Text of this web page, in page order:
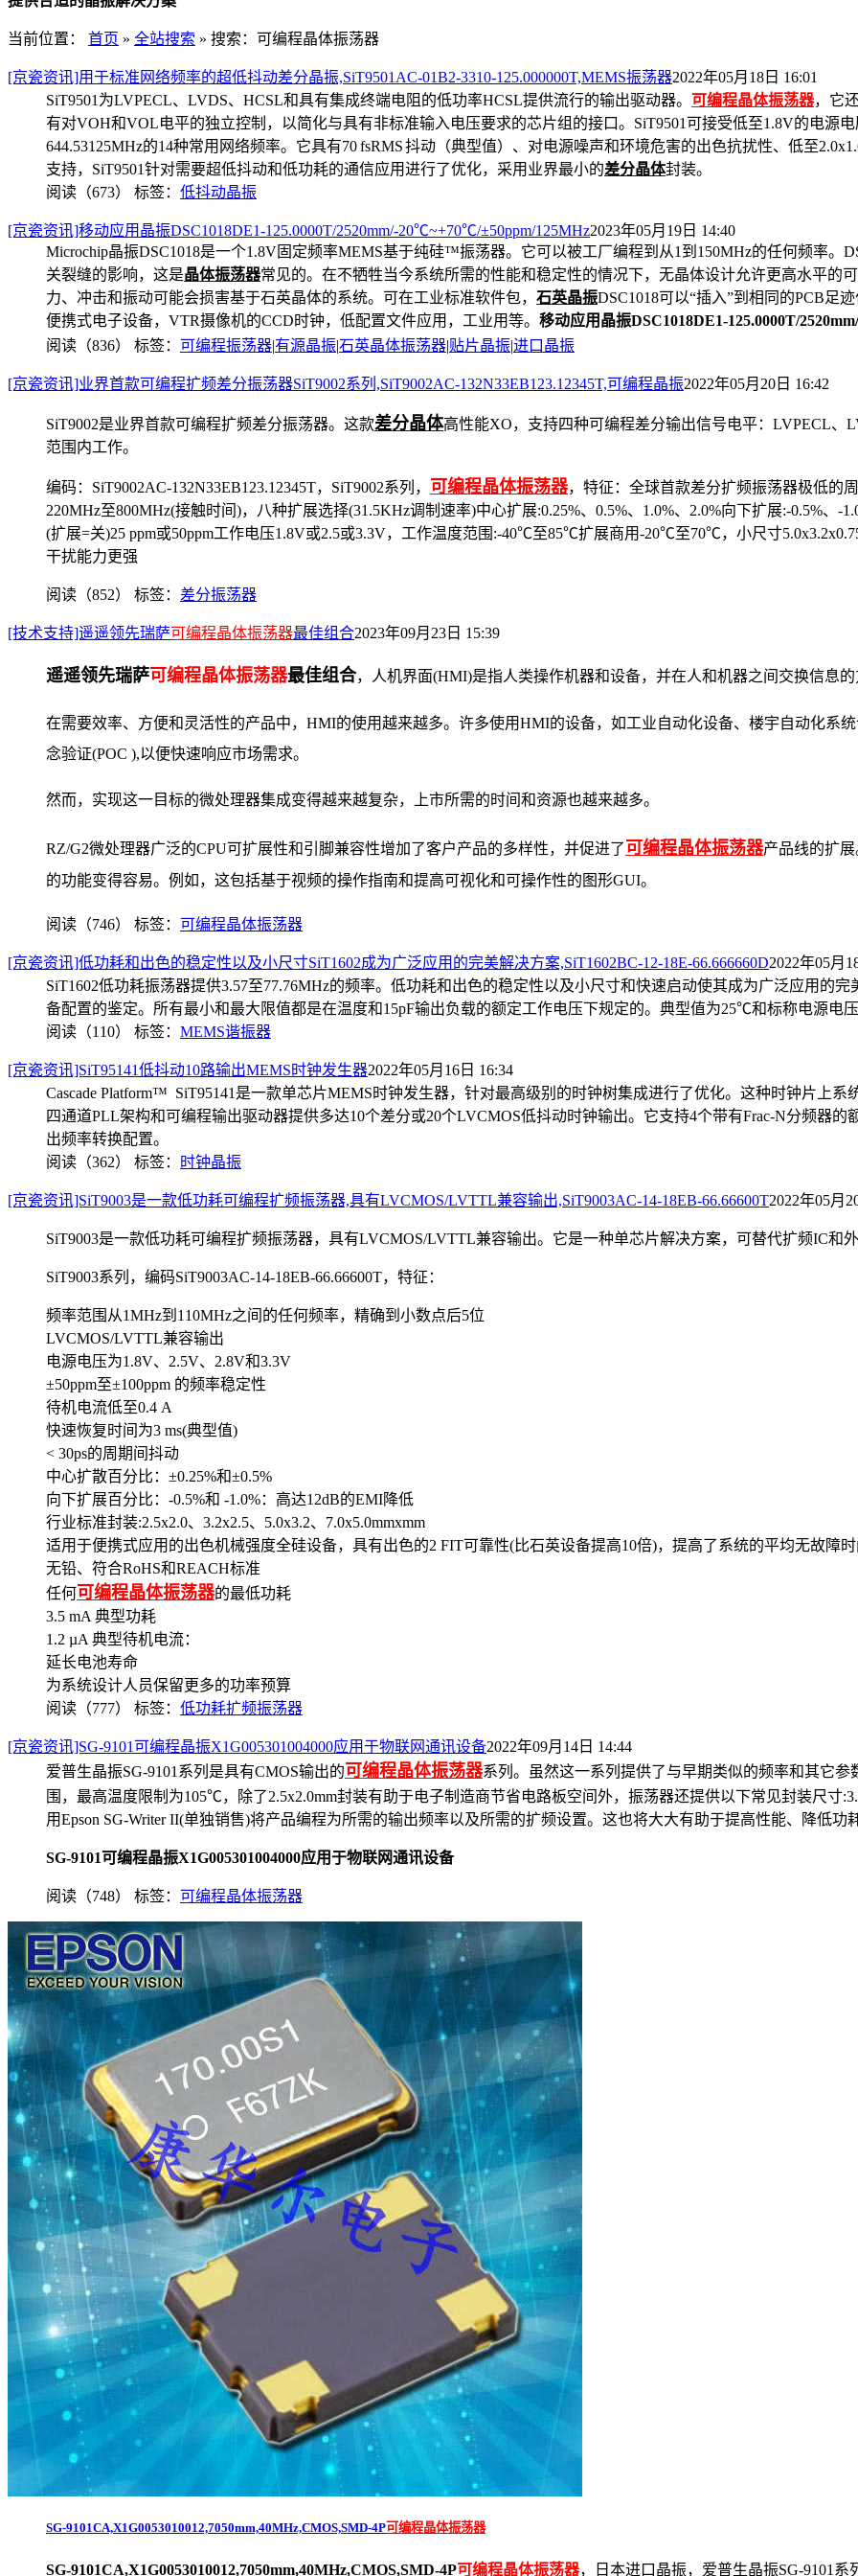
当前位置： 首页 » 全站搜索 » 搜索：可编程晶体振荡器
[京瓷资讯]用于标准网络频率的超低抖动差分晶振,SiT9501AC-01B2-3310-125.000000T,MEMS振荡器2022年05月18日 16:01
SiT9501为LVPECL、LVDS、HCSL和具有集成终端电阻的低功率HCSL提供流行的输出驱动器。 可编程晶体振荡器， 它
有对VOH和VOL电平的独立控制，以简化与具有非标准输入电压要求的芯片组的接口。 SiT9501可接受低至1.8V的电源
644.53125MHz的14种常用网络频率。 它具有70 fsRMS 抖动（典型值）、对电源噪声和环境危害的出色抗扰性、低至
支持， SiT9501针对需要超低抖动和低功耗的通信应用进行了优化，采用业界最小的差分晶体封装。
阅读（673） 标签： 低抖动晶振
[京瓷资讯]移动应用晶振DSC1018DE1-125.0000T/2520mm/-20℃~+70℃/±50ppm/125MHz2023年05月19日 14:40
Microchip晶振DSC1018是一个1.8V固定频率MEMS基于纯硅™振荡器。它可以被工厂编程到从1到150MHz的任何频率。
关裂缝的影响，这是晶体振荡器常见的。在不牺牲当今系统所需的性能和稳定性的情况下，无晶体设计允许更高水平的可
力、冲击和振动可能会损害基于石英晶体的系统。 可在工业标准软件包， 石英晶振DSC1018可以“插入”到相同的PCB足
便携式电子设备，VTR摄像机的CCD时钟，低配置文件应用，工业用等。 移动应用晶振DSC1018DE1-125.0000T/
阅读（836） 标签： 可编程振荡器|有源晶振|石英晶体振荡器|贴片晶振|进口晶振
[京瓷资讯]业界首款可编程扩频差分振荡器SiT9002系列,SiT9002AC-132N33EB123.12345T,可编程晶振2022年05月20日 16:42
SiT9002是业界首款可编程扩频差分振荡器。这款差分晶体高性能XO，支持四种可编程差分输出信号电平：LVPECL、
范围内工作。
编码：SiT9002AC-132N33EB123.12345T， SiT9002系列， 可编程晶体振荡器，特征：全球首款差分扩频振荡器极低的
220MHz至800MHz(接触时间)，八种扩展选择(31.5KHz调制速率)中心扩展:0.25%、0.5%、1.0%、2.0%向下扩展:-0.5%、-
(扩展=关)25 ppm或50ppm工作电压1.8V或2.5或3.3V，工作温度范围:-40℃至85℃扩展商用-20℃至70℃，小尺寸
干扰能力更强
阅读（852） 标签： 差分振荡器
[技术支持]遥遥领先瑞萨可编程晶体振荡器最佳组合2023年09月23日 15:39
遥遥领先瑞萨可编程晶体振荡器最佳组合，人机界面(HMI)是指人类操作机器和设备，并在人和机器之间交换信息的
在需要效率、方便和灵活性的产品中，HMI的使用越来越多。许多使用HMI的设备，如工业自动化设备、楼宇自动化系
念验证(POC ),以便快速响应市场需求。
然而，实现这一目标的微处理器集成变得越来越复杂，上市所需的时间和资源也越来越多。
RZ/G2微处理器广泛的CPU可扩展性和引脚兼容性增加了客户产品的多样性，并促进了可编程晶体振荡器产品线的扩
的功能变得容易。例如，这包括基于视频的操作指南和提高可视化和可操作性的图形GUI。
阅读（746） 标签： 可编程晶体振荡器
[京瓷资讯]低功耗和出色的稳定性以及小尺寸SiT1602成为广泛应用的完美解决方案,SiT1602BC-12-18E-66.666660D2022年05月
SiT1602低功耗振荡器提供3.57至77.76MHz的频率。低功耗和出色的稳定性以及小尺寸和快速启动使其成为广泛应用的
备配置的鉴定。 所有最小和最大限值都是在温度和15pF输出负载的额定工作电压下规定的。典型值为25℃和标称电源电压
阅读（110） 标签： MEMS谐振器
[京瓷资讯]SiT95141低抖动10路输出MEMS时钟发生器2022年05月16日 16:34
Cascade Platform™ SiT95141是一款单芯片MEMS时钟发生器，针对最高级别的时钟树集成进行了优化。这种时钟片上
四通道PLL架构和可编程输出驱动器提供多达10个差分或20个LVCMOS低抖动时钟输出。它支持4个带有Frac-N分频器
出频率转换配置。
阅读（362） 标签： 时钟晶振
[京瓷资讯]SiT9003是一款低功耗可编程扩频振荡器,具有LVCMOS/LVTTL兼容输出,SiT9003AC-14-18EB-66.66600T2022年05月
SiT9003是一款低功耗可编程扩频振荡器，具有LVCMOS/LVTTL兼容输出。 它是一种单芯片解决方案，可替代扩频IC和外
SiT9003系列，编码SiT9003AC-14-18EB-66.66600T， 特征：
频率范围从1MHz到110MHz之间的任何频率，精确到小数点后5位
LVCMOS/LVTTL兼容输出
电源电压为1.8V、2.5V、2.8V和3.3V
±50ppm至±100ppm 的频率稳定性
待机电流低至0.4 A
快速恢复时间为3 ms(典型值)
< 30ps的周期间抖动
中心扩散百分比：±0.25%和±0.5%
向下扩展百分比：-0.5%和 -1.0%：高达12dB的EMI降低
行业标准封装:2.5x2.0、3.2x2.5、5.0x3.2、7.0x5.0mmxmm
适用于便携式应用的出色机械强度全硅设备，具有出色的2 FIT可靠性(比石英设备提高10倍)，提高了系统的平均无故障
无铅、符合RoHS和REACH标准
任何可编程晶体振荡器的最低功耗
3.5 mA 典型功耗
1.2 µA 典型待机电流：
延长电池寿命
为系统设计人员保留更多的功率预算
阅读（777） 标签： 低功耗扩频振荡器
[京瓷资讯]SG-9101可编程晶振X1G005301004000应用于物联网通讯设备2022年09月14日 14:44
爱普生晶振SG-9101系列是具有CMOS输出的可编程晶体振荡器系列。虽然这一系列提供了与早期类似的频率和其它
围，最高温度限制为105℃，除了2.5x2.0mm封装有助于电子制造商节省电路板空间外，振荡器还提供以下常见封装尺寸
用Epson SG-Writer II(单独销售)将产品编程为所需的输出频率以及所需的扩频设置。这也将大大有助于提高性能、降低功
SG-9101可编程晶振X1G005301004000应用于物联网通讯设备
阅读（748） 标签： 可编程晶体振荡器
SG-9101CA,X1G0053010012,7050mm,40MHz,CMOS,SMD-4P可编程晶体振荡器
SG-9101CA,X1G0053010012,7050mm,40MHz,CMOS,SMD-4P可编程晶体振荡器，日本进口晶振， 爱普生晶振SG-9101系